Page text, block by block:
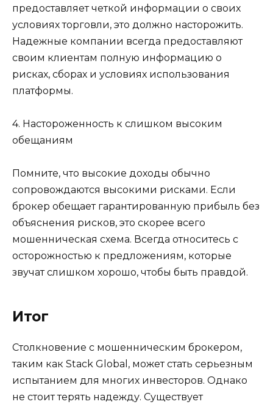
предоставляет четкой информации о своих
условиях торговли, это должно насторожить.
Надежные компании всегда предоставляют
своим клиентам полную информацию о
рисках, сборах и условиях использования
платформы.
4. Настороженность к слишком высоким
обещаниям
Помните, что высокие доходы обычно
сопровождаются высокими рисками. Если
брокер обещает гарантированную прибыль без
объяснения рисков, это скорее всего
мошенническая схема. Всегда относитесь с
осторожностью к предложениям, которые
звучат слишком хорошо, чтобы быть правдой.
Итог
Столкновение с мошенническим брокером,
таким как Stack Global, может стать серьезным
испытанием для многих инвесторов. Однако
не стоит терять надежду. Существует